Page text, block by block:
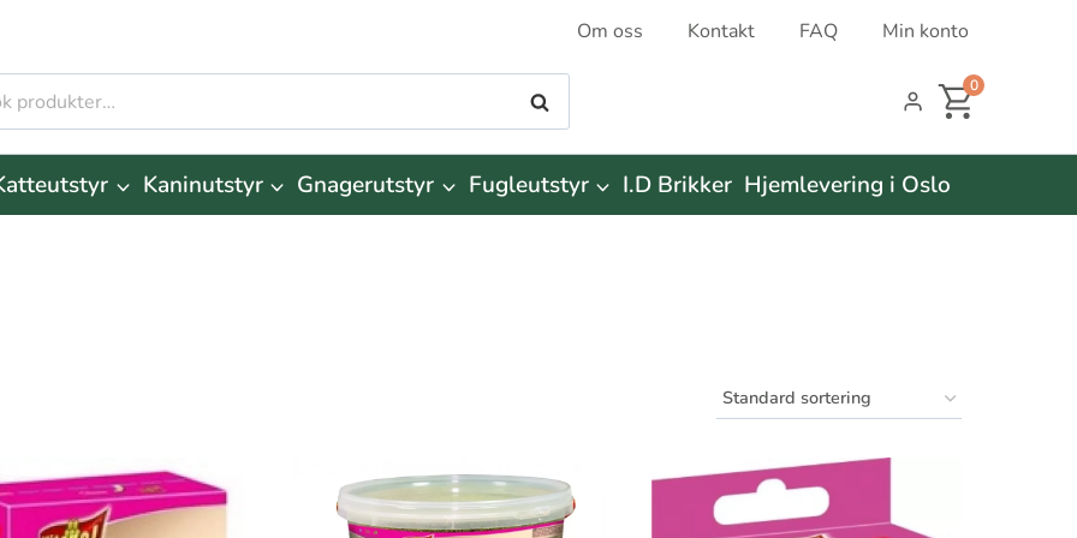
Om oss Kontakt FAQ Min konto
Søk
0
Kaninutstyr Gnagerutstyr Fugleutstyr I.D Brikker Hjemlevering i Oslo